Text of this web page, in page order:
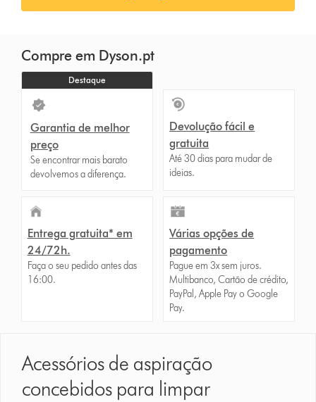
Compre em Dyson.pt
Destaque
Garantia de melhor
preço
Se encontrar mais barato
devolvemos a diferença.
Devolução fácil e
gratuita
Até 30 dias para mudar de
ideias.
Entrega gratuita* em
24/72h.
Faça o seu pedido antes das
16:00.
Várias opções de
pagamento
Pague em 3x sem juros.
Multibanco, Cartão de crédito,
PayPal, Apple Pay o Google
Pay.
Acessórios de aspiração
concebidos para limpar